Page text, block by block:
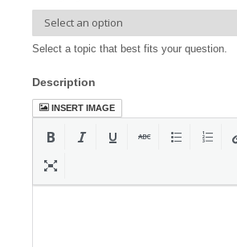
Select a topic that best fits your question.
Description
INSERT IMAGE